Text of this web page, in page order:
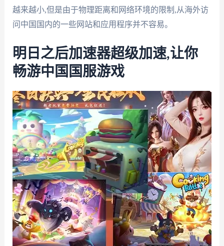
越来越小,但是由于物理距离和网络环境的限制,从海外访
问中国国内的一些网站和应用程序并不容易。
明日之后加速器超级加速,让你
畅游中国国服游戏